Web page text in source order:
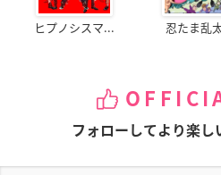
ヒプノシスマ... 忍たま乱
フォローしてより楽し